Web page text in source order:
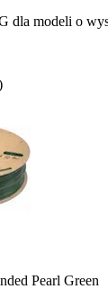
dla modeli o
Pearl Green